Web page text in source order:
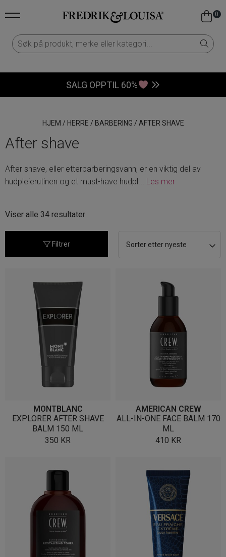
0
SALG OPPTIL 60%
HJEM / HERRE / BARBERING / AFTER SHAVE
After shave
After shave, eller etterbarberingsvann, er en viktig del av
hudpleierutinen og et must-have hudpl... Les mer
Viser alle 34 resultaterSortert
Filtrer
MONTBLANC
EXPLORER AFTER SHAVE
BALM 150 ML
350 KR
AMERICAN CREW
ALL-IN-ONE FACE BALM 170
ML
410 KR